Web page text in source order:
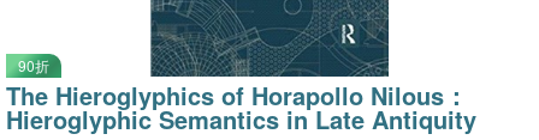
90折
The Hieroglyphics of Horapollo Nilous：
Hieroglyphic Semantics in Late Antiquity